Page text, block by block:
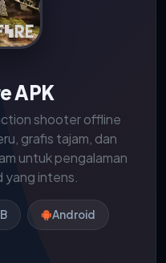
APK
shooter offline
grafis tajam, dan
untuk pengalaman
yang intens.
Android